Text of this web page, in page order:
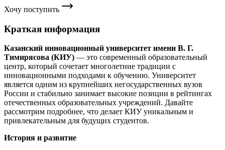
Хочу поступить
Краткая информация
Казанский инновационный университет имени В. Г.
Тимирясова (КИУ) — это современный образовательный
центр, который сочетает многолетние традиции с
инновационными подходами к обучению. Университет
является одним из крупнейших негосударственных вузов
России и стабильно занимает высокие позиции в рейтингах
отечественных образовательных учреждений. Давайте
рассмотрим подробнее, что делает КИУ уникальным и
привлекательным для будущих студентов.
История и развитие